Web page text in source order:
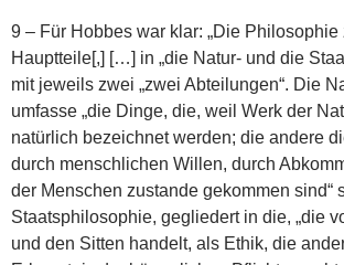
9 – Für Hobbes war klar: „Die
Hauptteile[,] […] in „die Natur- und die
mit jeweils zwei „zwei Abteilungen“. Die
umfasse „die Dinge, die, weil Werk der
natürlich bezeichnet werden; die andere
durch menschlichen Willen, durch
der Menschen zustande gekommen sind“
Staatsphilosophie, gegliedert in die, „die
und den Sitten handelt, als Ethik, die